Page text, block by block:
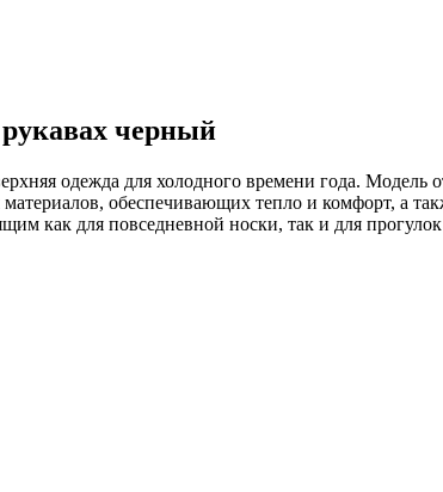
черный
одежда для холодного времени года. Модель
обеспечивающих тепло и комфорт, а
как для повседневной носки, так и для